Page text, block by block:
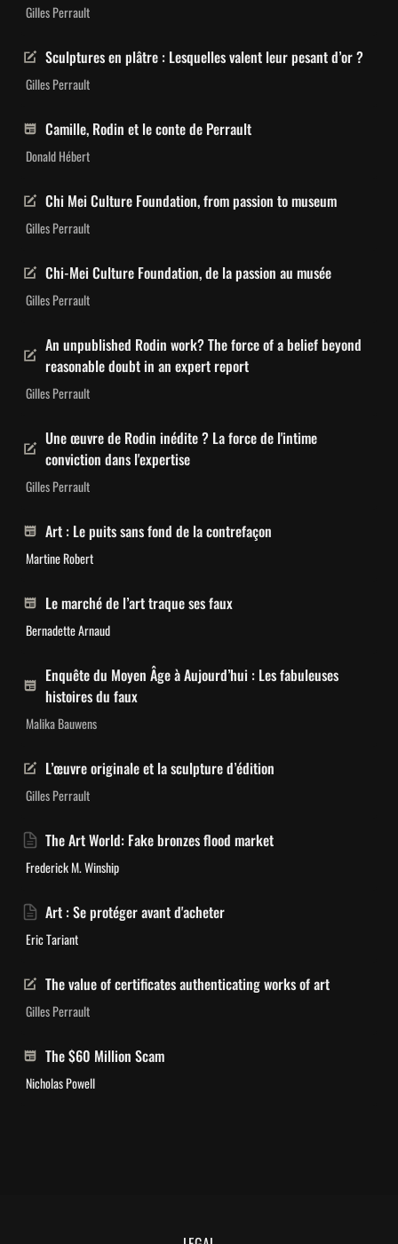
Gilles Perrault
Sculptures en plâtre : Lesquelles valent leur pesant d’or ?
Gilles Perrault
Camille, Rodin et le conte de Perrault
Donald Hébert
Chi Mei Culture Foundation, from passion to museum
Gilles Perrault
Chi-Mei Culture Foundation, de la passion au musée
Gilles Perrault
An unpublished Rodin work? The force of a belief beyond
reasonable doubt in an expert report
Gilles Perrault
Une œuvre de Rodin inédite ? La force de l'intime
conviction dans l'expertise
Gilles Perrault
Art : Le puits sans fond de la contrefaçon
Martine Robert
Le marché de l’art traque ses faux
Bernadette Arnaud
Enquête du Moyen Âge à Aujourd’hui : Les fabuleuses
histoires du faux
Malika Bauwens
L’œuvre originale et la sculpture d’édition
Gilles Perrault
The Art World: Fake bronzes flood market
Frederick M. Winship
Art : Se protéger avant d'acheter
Eric Tariant
The value of certificates authenticating works of art
Gilles Perrault
The $60 Million Scam
Nicholas Powell